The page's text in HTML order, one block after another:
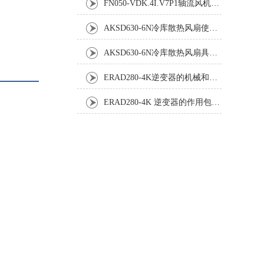
FN050-VDK.4I.V7P1轴流风机：工业散热系统的静音革新者
AKSD630-6N冷库散热风扇使用效果怎样?
AKSD630-6N冷库散热风扇具体应用原理和优势如下
ERAD280-4K逆变器的机械和电气安装规程
ERAD280-4K 逆变器的作用包括哪些？